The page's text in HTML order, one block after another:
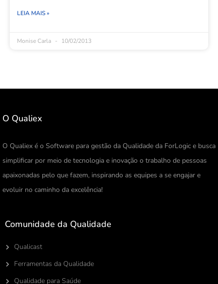
LEIA MAIS »
Monise Carla 10/02/2013
O Qualiex
O Qualiex é o Software para gestão da Qualidade da ForLogic e busca
simplificar por meio de tecnologia e inovação o trabalho de pessoas
apaixonadas pelo que fazem, inspirando as equipes a se engajar e
evoluir no caminho da excelência!
Comunidade da Qualidade
Qualicast
Ferramentas da Qualidade
Qualidade para Saúde